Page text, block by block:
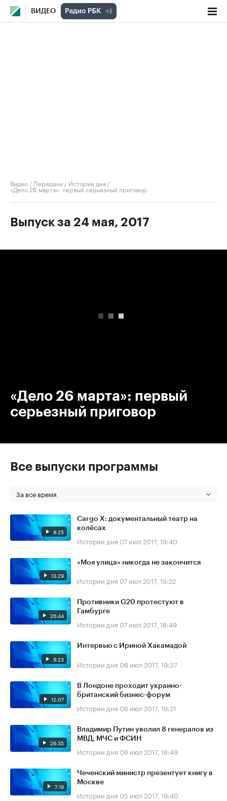
ВИДЕО
Видео / Передачи / Истории дня /
«Дело 26 марта»: первый серьезный приговор
Выпуск за 24 мая, 2017
«Дело 26 марта»: первый
серьезный приговор
Все выпуски программы
За все время
8:25
Cargo X: документальный театр на
колёсах
Истории дня 07 июл 2017, 19:40
13:29
«Моя улица» никогда не закончится
Истории дня 07 июл 2017, 19:22
26:44
Противники G20 протестуют в
Гамбурге
Истории дня 07 июл 2017, 18:49
9:23
Интервью с Ириной Хакамадой
Истории дня 06 июл 2017, 19:37
12:07
В Лондоне проходит украино-
британский бизнес-форум
Истории дня 06 июл 2017, 19:21
26:35
Владимир Путин уволил 8 генералов из
МВД, МЧС и ФСИН
Истории дня 06 июл 2017, 18:49
7:19
Чеченский министр презентует книгу в
Москве
Истории дня 05 июл 2017, 19:40